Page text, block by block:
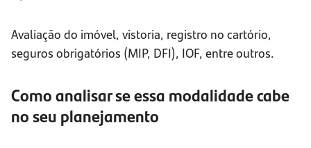
Avaliação do imóvel, vistoria, registro no cartório,
seguros obrigatórios (MIP, DFI), IOF, entre outros.
Como analisar se essa modalidade cabe
no seu planejamento